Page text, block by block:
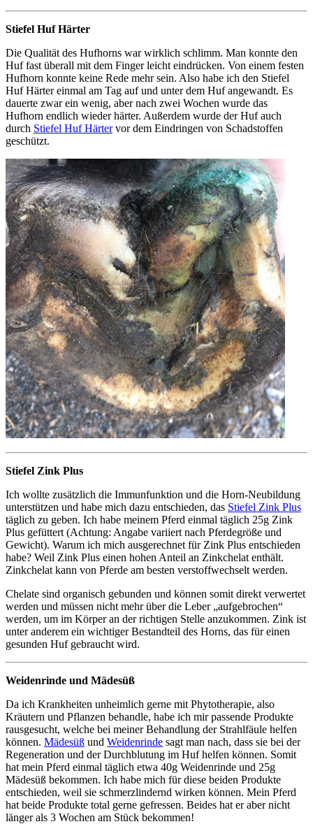
Stiefel Huf Härter
Die Qualität des Hufhorns war wirklich schlimm. Man konnte den
Huf fast überall mit dem Finger leicht eindrücken. Von einem festen
Hufhorn konnte keine Rede mehr sein. Also habe ich den Stiefel
Huf Härter einmal am Tag auf und unter dem Huf angewandt. Es
dauerte zwar ein wenig, aber nach zwei Wochen wurde das
Hufhorn endlich wieder härter. Außerdem wurde der Huf auch
durch Stiefel Huf Härtervor dem Eindringen von Schadstoffen
geschützt.
Stiefel Zink Plus
Ich wollte zusätzlich die Immunfunktion und die Horn-Neubildung
unterstützen und habe mich dazu entschieden, das Stiefel Zink Plus
täglich zu geben. Ich habe meinem Pferd einmal täglich 25g Zink
Plus gefüttert (Achtung: Angabe variiert nach Pferdegröße und
Gewicht). Warum ich mich ausgerechnet für Zink Plus entschieden
habe? Weil Zink Plus einen hohen Anteil an Zinkchelat enthält.
Zinkchelat kann von Pferde am besten verstoffwechselt werden.
Chelate sind organisch gebunden und können somit direkt verwertet
werden und müssen nicht mehr über die Leber „aufgebrochen“
werden, um im Körper an der richtigen Stelle anzukommen. Zink ist
unter anderem ein wichtiger Bestandteil des Horns, das für einen
gesunden Huf gebraucht wird.
Weidenrinde und Mädesüß
Da ich Krankheiten unheimlich gerne mit Phytotherapie, also
Kräutern und Pflanzen behandle, habe ich mir passende Produkte
rausgesucht, welche bei meiner Behandlung der Strahlfäule helfen
können. Mädesüß und Weidenrinde sagt man nach, dass sie bei der
Regeneration und der Durchblutung im Huf helfen können. Somit
hat mein Pferd einmal täglich etwa 40g Weidenrinde und 25g
Mädesüß bekommen. Ich habe mich für diese beiden Produkte
entschieden, weil sie schmerzlindernd wirken können. Mein Pferd
hat beide Produkte total gerne gefressen. Beides hat er aber nicht
länger als 3 Wochen am Stück bekommen!